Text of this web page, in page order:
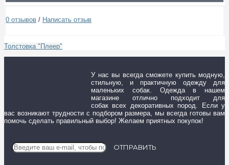
0 отзывов / Написать отзыв
Толстовка "Плеер"
У нас вы всегда сможете купить модную,
стильную, и практичную одежду для
маленьких собак. Одежда в нашем
магазине отлично подходит для
собак всех декоративных пород. Если у
вас возникают трудности с подбором размера, мы всегда готовы вам
помочь сделать правильный выбор! Желаем приятных покупок!
ОТПРАВИТЬ